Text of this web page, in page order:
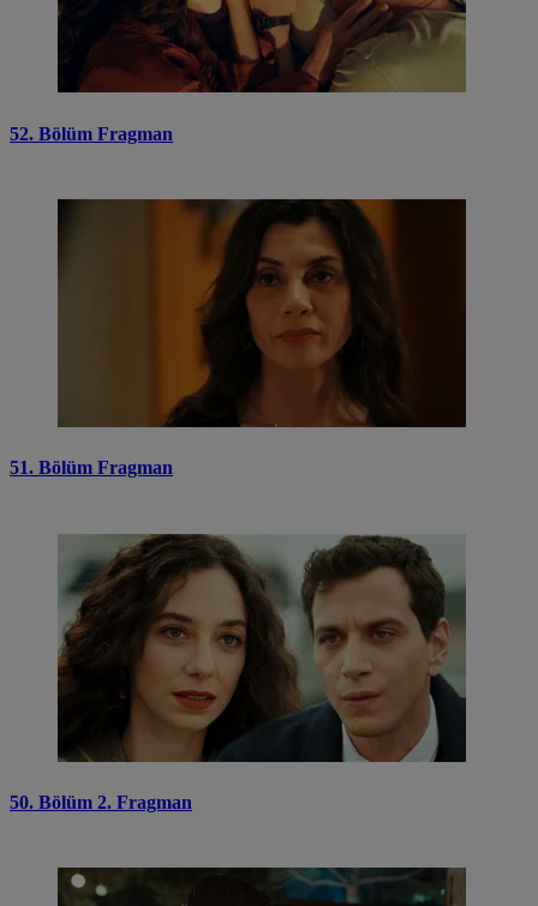
52. Bölüm Fragman
51. Bölüm Fragman
50. Bölüm 2. Fragman